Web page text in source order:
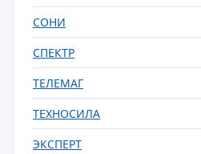
СОНИ
СПЕКТР
ТЕЛЕМАГ
ТЕХНОСИЛА
ЭКСПЕРТ